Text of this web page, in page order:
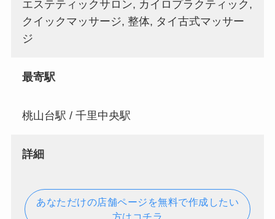
エステティックサロン, カイロプラクティック,
クイックマッサージ, 整体, タイ古式マッサー
ジ
最寄駅
桃山台駅 / 千里中央駅
詳細
あなただけの店舗ページを無料で作成したい
方はコチラ